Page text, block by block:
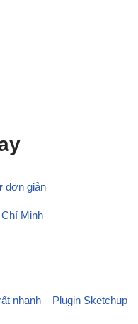
đơn giản
Minh
nhanh – Plugin Sketchup –